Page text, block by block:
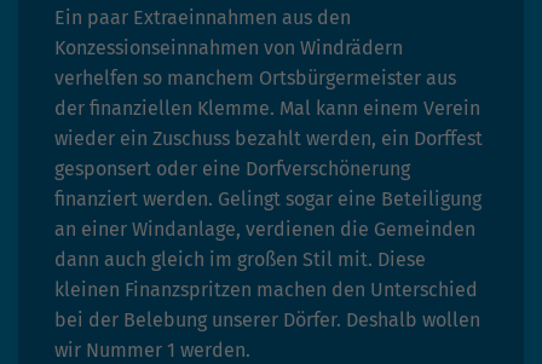
Ein paar Extraeinnahmen aus den
Konzessionseinnahmen von Windrädern
verhelfen so manchem Ortsbürgermeister aus
der finanziellen Klemme. Mal kann einem Verein
wieder ein Zuschuss bezahlt werden, ein Dorffest
gesponsert oder eine Dorfverschönerung
finanziert werden. Gelingt sogar eine Beteiligung
an einer Windanlage, verdienen die Gemeinden
dann auch gleich im großen Stil mit. Diese
kleinen Finanzspritzen machen den Unterschied
bei der Belebung unserer Dörfer. Deshalb wollen
wir Nummer 1 werden.